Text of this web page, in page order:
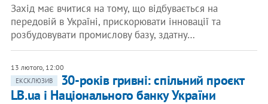
Захід має вчитися на тому, що відбувається на
передовій в Україні, прискорювати інновації та
розбудовувати промислову базу, здатну…
13 лютого, 12:00
ЕКСКЛЮЗИВ
30-років гривні: спільний проєкт
LB.ua і Національного банку України